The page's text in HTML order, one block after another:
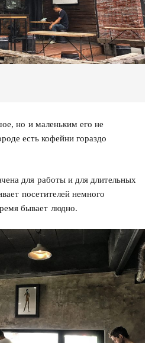
но и маленьким его не
есть кофейни гораздо
для работы и для длительных
посетителей немного
бывает людно.